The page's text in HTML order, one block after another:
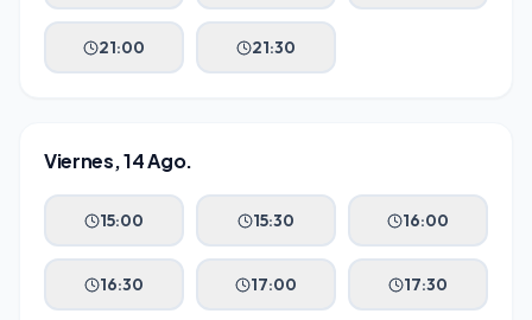
21:00 21:30
Viernes, 14 Ago.
15:00 15:30 16:00
16:30 17:00 17:30